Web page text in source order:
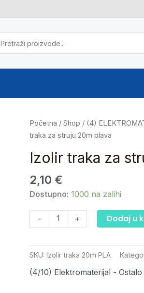
Početna / Shop / (4)
traka za struju 20m plava
Izolir traka za
2,10 €
Dostupno: 1000 na zalihi
-
Izolir
traka
struju
plava
količina
+ Dodaj u
SKU: Izolir traka 20m PLA
(4/10) Elektromaterijal - Ostalo